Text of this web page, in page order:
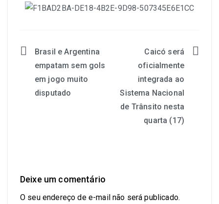
Brasil e Argentina
empatam sem gols
em jogo muito
disputado
Caicó será
oficialmente
integrada ao
Sistema Nacional
de Trânsito nesta
quarta (17)
Deixe um comentário
O seu endereço de e-mail não será publicado.